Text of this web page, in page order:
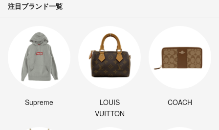
注目ブランド一覧
Supreme
LOUIS
VUITTON
COACH